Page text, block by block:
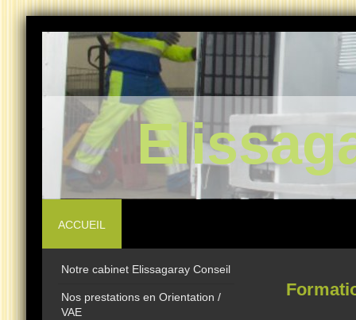
ACCUEIL
Notre cabinet Elissagaray Conseil
Nos prestations en Orientation /
VAE